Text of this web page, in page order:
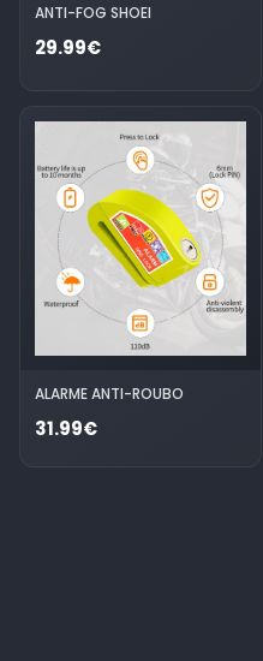
ANTI-FOG SHOEI
29.99€
ALARME ANTI-ROUBO
31.99€